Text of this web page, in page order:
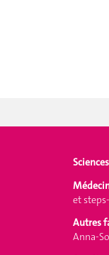
et
Autres
Anna-